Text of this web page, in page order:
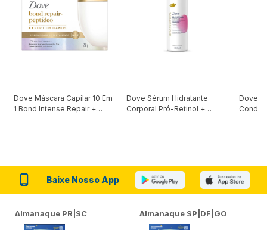
Dove Máscara Capilar 10 Em
1 Bond Intense Repair +
Dove Sérum Hidratante
Corporal Pró-Retinol +
Dove
Baixe Nosso App
Almanaque PR|SC Almanaque SP|DF|GO